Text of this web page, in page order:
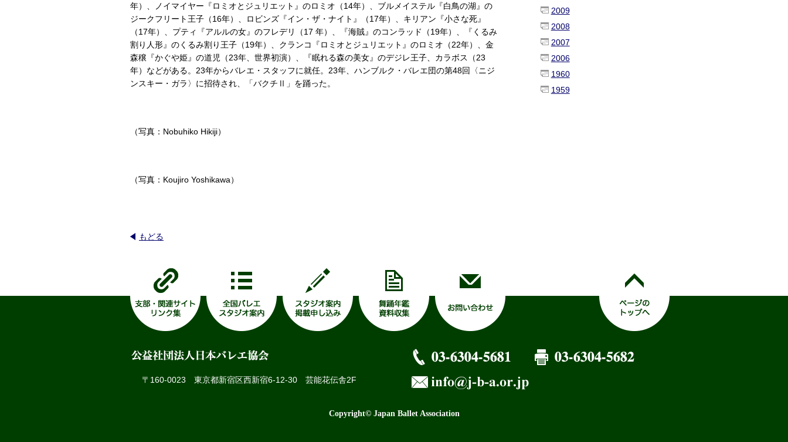
年）、ノイマイヤー『ロミオとジュリエット』のロミオ（14年）、ブルメイステル『白鳥の湖』の
ジークフリート王子（16年）、ロビンズ『イン・ザ・ナイト』（17年）、キリアン『小さな死』
（17年）、プティ『アルルの女』のフレデリ（17 年）、『海賊』のコンラッド（19年）、『くるみ
割り人形』のくるみ割り王子（19年）、クランコ『ロミオとジュリエット』のロミオ（22年）、金
森穣『かぐや姫』の道児（23年、世界初演）、『眠れる森の美女』のデジレ王子、カラボス（23
年）などがある。23年からバレエ・スタッフに就任。23年、ハンブルク・バレエ団の第48回〈ニジ
ンスキー・ガラ〉に招待され、「バクチⅡ」を踊った。
（写真：Nobuhiko Hikiji）
（写真：Koujiro Yoshikawa）
もどる
2009
2008
2007
2006
1960
1959
〒160-0023 東京都新宿区西新宿6-12-30 芸能花伝舎2F
Copyright© Japan Ballet Association